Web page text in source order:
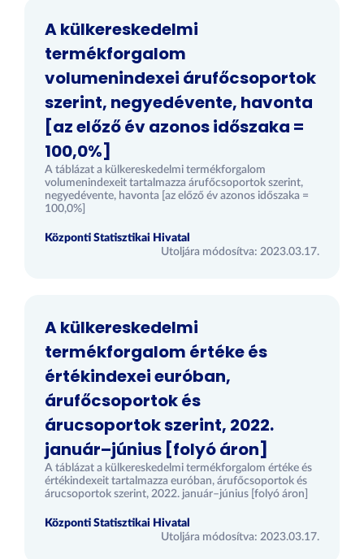
A külkereskedelmi
termékforgalom
volumenindexei árufőcsoportok
szerint, negyedévente, havonta
[az előző év azonos időszaka =
100,0%]
A táblázat a külkereskedelmi termékforgalom
volumenindexeit tartalmazza árufőcsoportok szerint,
negyedévente, havonta [az előző év azonos időszaka =
100,0%]
Központi Statisztikai Hivatal
Utoljára módosítva: 2023.03.17.
A külkereskedelmi
termékforgalom értéke és
értékindexei euróban,
árufőcsoportok és
árucsoportok szerint, 2022.
január–június [folyó áron]
A táblázat a külkereskedelmi termékforgalom értéke és
értékindexeit tartalmazza euróban, árufőcsoportok és
árucsoportok szerint, 2022. január–június [folyó áron]
Központi Statisztikai Hivatal
Utoljára módosítva: 2023.03.17.